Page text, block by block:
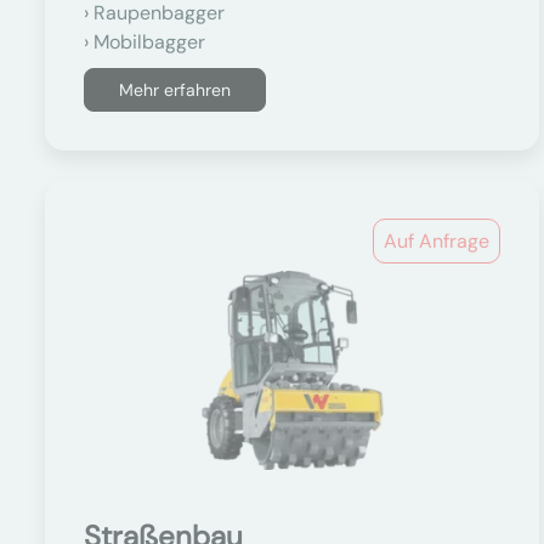
Raupenbagger
Mobilbagger
Mehr erfahren
Auf Anfrage
Straßenbau